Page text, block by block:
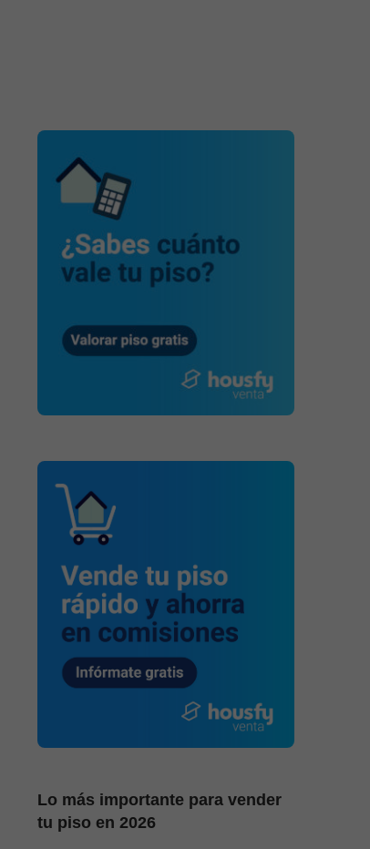
Lo más importante para vender
tu piso en 2026